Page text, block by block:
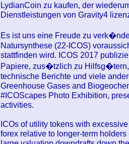
LydianCoin zu kaufen, der
Dienstleistungen von Gravity4
Es ist uns eine Freude zu
Natursynthese (22-ICOS)
stattfinden wird. ICOS 2017
Papiere, zus�tzlich zu
technische Berichte und viele
Greenhouse Gases and
#ICOScapes Photo Exhibition,
activities.
ICOs of utility tokens with
forex relative to longer-term